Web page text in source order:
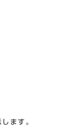
ます。